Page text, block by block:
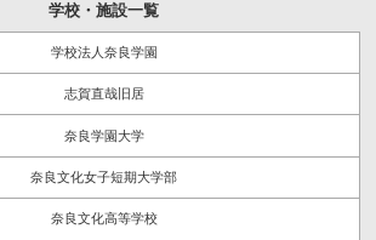
学校・施設一覧
学校法人奈良学園
志賀直哉旧居
奈良学園大学
奈良文化女子短期大学部
奈良文化高等学校